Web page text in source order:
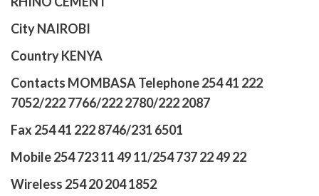
City NAIROBI
Country KENYA
Contacts MOMBASA Telephone 254 41 222
7052/222 7766/222 2780/222 2087
Fax 254 41 222 8746/231 6501
Mobile 254 723 11 49 11/254 737 22 49 22
Wireless 254 20 204 1852